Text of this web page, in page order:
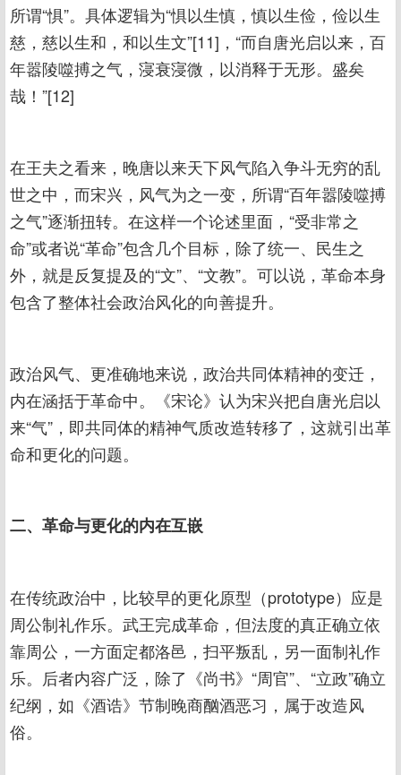
所谓“惧”。具体逻辑为“惧以生慎，慎以生俭，俭以生
慈，慈以生和，和以生文”[11]，“而自唐光启以来，百
年嚣陵噬搏之气，寖衰寖微，以消释于无形。盛矣
哉！”[12]
在王夫之看来，晚唐以来天下风气陷入争斗无穷的乱
世之中，而宋兴，风气为之一变，所谓“百年嚣陵噬搏
之气”逐渐扭转。在这样一个论述里面，“受非常之
命”或者说“革命”包含几个目标，除了统一、民生之
外，就是反复提及的“文”、“文教”。可以说，革命本身
包含了整体社会政治风化的向善提升。
政治风气、更准确地来说，政治共同体精神的变迁，
内在涵括于革命中。《宋论》认为宋兴把自唐光启以
来“气”，即共同体的精神气质改造转移了，这就引出革
命和更化的问题。
二、革命与更化的内在互嵌
在传统政治中，比较早的更化原型（prototype）应是
周公制礼作乐。武王完成革命，但法度的真正确立依
靠周公，一方面定都洛邑，扫平叛乱，另一面制礼作
乐。后者内容广泛，除了《尚书》“周官”、“立政”确立
纪纲，如《酒诰》节制晚商酗酒恶习，属于改造风
俗。